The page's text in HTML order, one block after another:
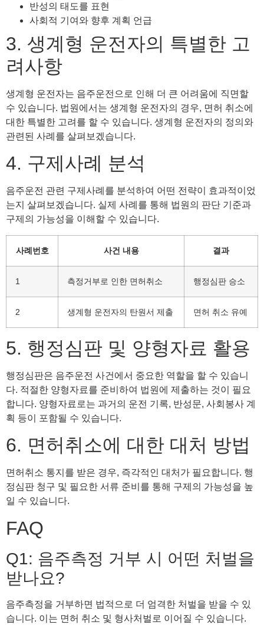
반성의 태도를 표현
사회적 기여와 향후 계획 언급
3. 생계형 운전자의 특별한 고
려사항
생계형 운전자는 음주운전으로 인해 더 큰 어려움에 직면할
수 있습니다. 법원에서는 생계형 운전자의 경우, 면허 취소에
대한 특별한 고려를 할 수 있습니다. 생계형 운전자의 정의와
관련된 사례를 살펴보겠습니다.
4. 구제사례 분석
음주운전 관련 구제사례를 분석하여 어떤 전략이 효과적이었
는지 살펴보겠습니다. 실제 사례를 통해 법원의 판단 기준과
구제의 가능성을 이해할 수 있습니다.
사례번호 사건 내용 결과
1 측정거부로 인한 면허취소 행정심판 승소
2 생계형 운전자의 탄원서 제출 면허 취소 유예
5. 행정심판 및 양형자료 활용
행정심판은 음주운전 사건에서 중요한 역할을 할 수 있습니
다. 적절한 양형자료를 준비하여 법원에 제출하는 것이 필요
합니다. 양형자료로는 과거의 운전 기록, 반성문, 사회봉사 계
획 등이 포함될 수 있습니다.
6. 면허취소에 대한 대처 방법
면허취소 통지를 받은 경우, 즉각적인 대처가 필요합니다. 행
정심판 청구 및 필요한 서류 준비를 통해 구제의 가능성을 높
일 수 있습니다.
FAQ
Q1: 음주측정 거부 시 어떤 처벌을
받나요?
음주측정을 거부하면 법적으로 더 엄격한 처벌을 받을 수 있
습니다. 이는 면허 취소 및 형사처벌로 이어질 수 있습니다.